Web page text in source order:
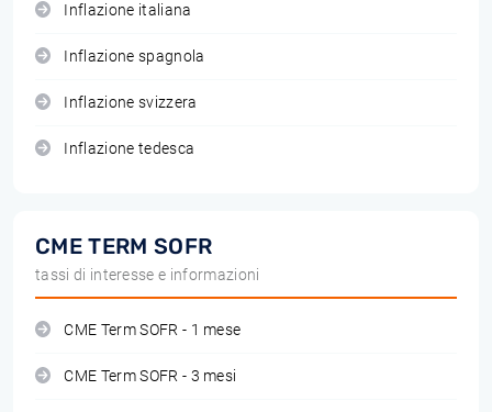
Inflazione italiana
Inflazione spagnola
Inflazione svizzera
Inflazione tedesca
CME TERM SOFR
tassi di interesse e informazioni
CME Term SOFR - 1 mese
CME Term SOFR - 3 mesi